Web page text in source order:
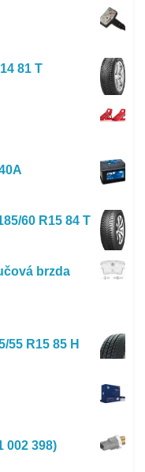
81 T
60 R15 84 T
brzda
55 R15 85 H
002 398)